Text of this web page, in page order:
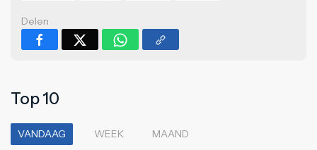
Delen
Top 10
VANDAAG WEEK MAAND